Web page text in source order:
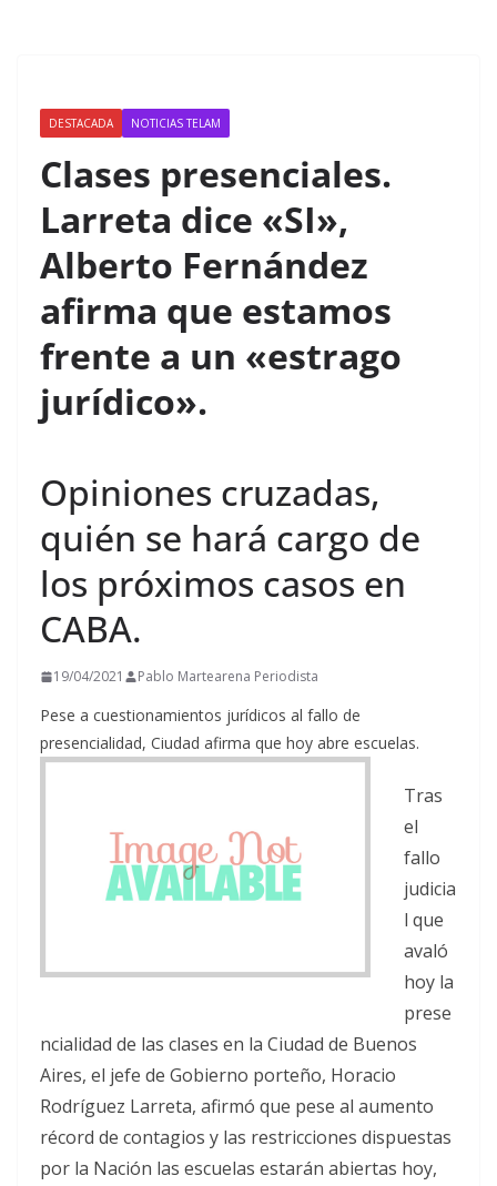
DESTACADA NOTICIAS TELAM
Clases presenciales.
Larreta dice «SI»,
Alberto Fernández
afirma que estamos
frente a un «estrago
jurídico».
Opiniones cruzadas,
quién se hará cargo de
los próximos casos en
CABA.
19/04/2021 Pablo Martearena Periodista
Pese a cuestionamientos jurídicos al fallo de
presencialidad, Ciudad afirma que hoy abre escuelas.
Tras
el
fallo
judicia
l que
avaló
hoy la
prese
ncialidad de las clases en la Ciudad de Buenos
Aires, el jefe de Gobierno porteño, Horacio
Rodríguez Larreta, afirmó que pese al aumento
récord de contagios y las restricciones dispuestas
por la Nación las escuelas estarán abiertas hoy,